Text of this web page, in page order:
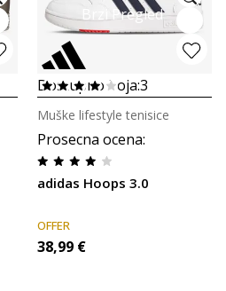
Brzi Pregled
Dostupno boja:3
Prosecna ocena:
adidas Hoops 3.0
Muške lifestyle tenisice
OFFER
38,99 €